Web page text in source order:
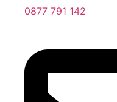
0877 791 142